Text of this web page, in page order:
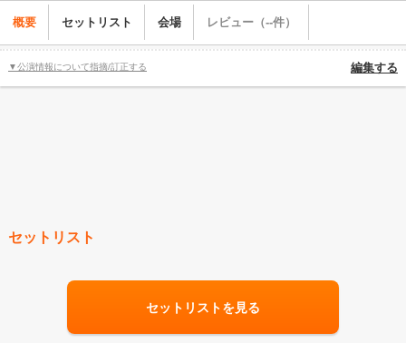
概要 セットリスト 会場 レビュー（--件）
▼公演情報について指摘/訂正する 編集する
セットリスト
セットリストを見る